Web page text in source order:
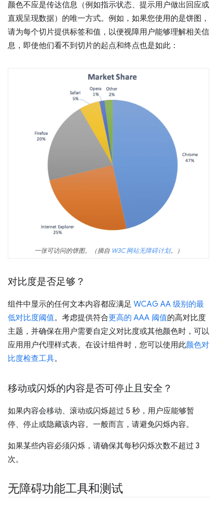
颜色不应是传达信息（例如指示状态、提示用户做出回应或
直观呈现数据）的唯一方式。例如，如果您使用的是饼图，
请为每个切片提供标签和值，以便视障用户能够理解相关信
息，即使他们看不到切片的起点和终点也是如此：
一张可访问的饼图。（摘自 W3C 网站无障碍计划。）
对比度是否足够？
组件中显示的任何文本内容都应满足 WCAG AA 级别的最
低对比度阈值。考虑提供符合更高的 AAA 阈值的高对比度
主题，并确保在用户需要自定义对比度或其他颜色时，可以
应用用户代理样式表。在设计组件时，您可以使用此颜色对
比度检查工具。
移动或闪烁的内容是否可停止且安全？
如果内容会移动、滚动或闪烁超过 5 秒，用户应能够暂
停、停止或隐藏该内容。一般而言，请避免闪烁内容。
如果某些内容必须闪烁，请确保其每秒闪烁次数不超过 3
次。
无障碍功能工具和测试